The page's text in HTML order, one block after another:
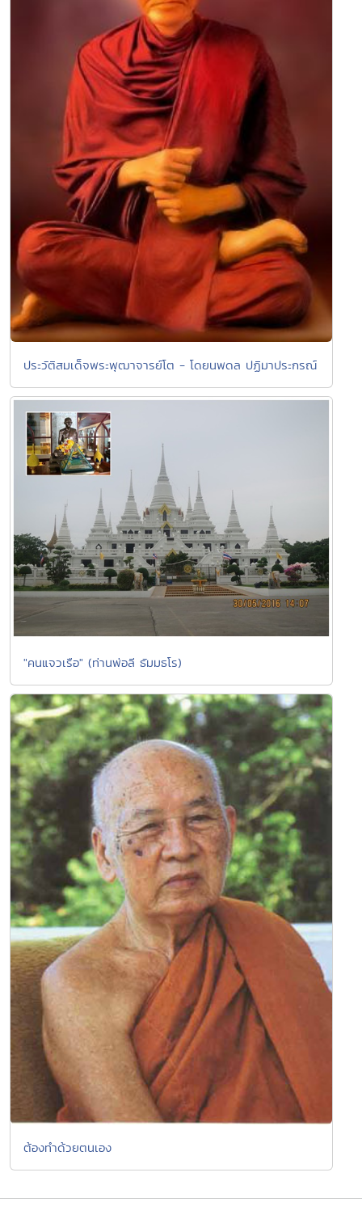
ประวัติสมเด็จพระพุฒาจารย์โต - โดยนพดล ปฏิมาประกรณ์
"คนแจวเรือ" (ท่านพ่อลี ธัมมธโร)
ต้องทำด้วยตนเอง